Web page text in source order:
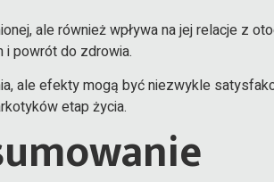
ale również wpływa na jej relacje z
i powrót do zdrowia.
ale efekty mogą być niezwykle
etap życia.